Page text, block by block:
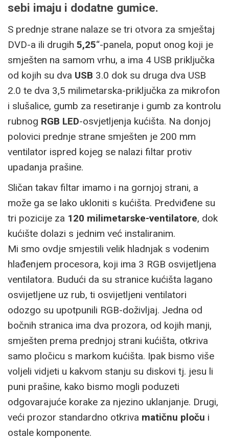
sebi imaju i dodatne gumice.
S prednje strane nalaze se tri otvora za smještaj
DVD-a ili drugih 5,25“-panela, poput onog koji je
smješten na samom vrhu, a ima 4 USB priključka
od kojih su dva USB 3.0 dok su druga dva USB
2.0 te dva 3,5 milimetarska-priključka za mikrofon
i slušalice, gumb za resetiranje i gumb za kontrolu
rubnog RGB LED-osvjetljenja kućišta. Na donjoj
polovici prednje strane smješten je 200 mm
ventilator ispred kojeg se nalazi filtar protiv
upadanja prašine.
Sličan takav filtar imamo i na gornjoj strani, a
može ga se lako ukloniti s kućišta. Predviđene su
tri pozicije za 120 milimetarske-ventilatore, dok
kućište dolazi s jednim već instaliranim.
Mi smo ovdje smjestili velik hladnjak s vodenim
hlađenjem procesora, koji ima 3 RGB osvijetljena
ventilatora. Budući da su stranice kućišta lagano
osvijetljene uz rub, ti osvijetljeni ventilatori
odozgo su upotpunili RGB-doživljaj. Jedna od
bočnih stranica ima dva prozora, od kojih manji,
smješten prema prednjoj strani kućišta, otkriva
samo pločicu s markom kućišta. Ipak bismo više
voljeli vidjeti u kakvom stanju su diskovi tj. jesu li
puni prašine, kako bismo mogli poduzeti
odgovarajuće korake za njezino uklanjanje. Drugi,
veći prozor standardno otkriva matičnu ploču i
ostale komponente.